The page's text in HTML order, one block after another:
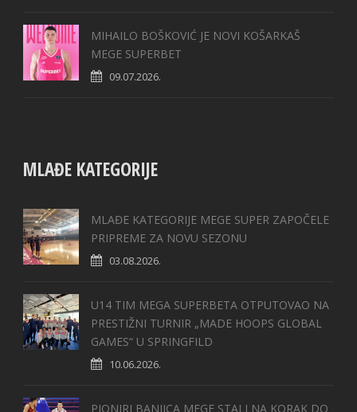
MIHAILO BOŠKOVIĆ JE NOVI KOŠARKAŠ
MEGE SUPERBET
09.07.2026.
MLAĐE KATEGORIJE
MLAĐE KATEGORIJE MEGE SUPER ZAPOČELE
PRIPREME ZA NOVU SEZONU
03.08.2026.
U14 TIM MEGA SUPERBETA OTPUTOVAO NA
PRESTIŽNI TURNIR „MADE HOOPS GLOBAL
GAMES“ U SPRINGFILD
10.06.2026.
PIONIRI BANJICA MEGE STALI NA KORAK DO